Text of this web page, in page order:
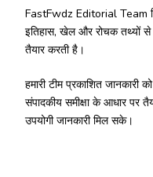
FastFwdz Editorial Team
इतिहास, खेल और रोचक तथ्यों से
तैयार करती है।
हमारी टीम प्रकाशित जानकारी
संपादकीय समीक्षा के आधार पर
उपयोगी जानकारी मिल सके।